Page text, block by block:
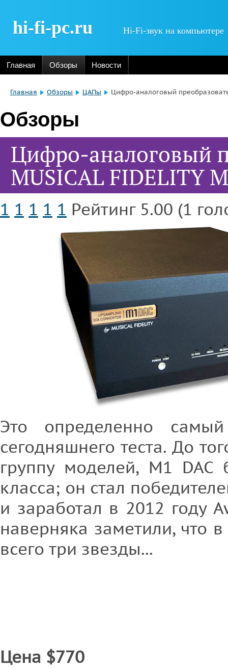
hi-fi-pc.ru Hi-Fi-звук на компьютере
Главная Обзоры Новости
Главная Обзоры ЦАПы Цифро-аналоговый
Обзоры
Цифро-аналоговый
MUSICAL FIDELITY
1 1 1 1 1 Рейтинг 5.00 (1
Это определенно
сегодняшнего теста. До
группу моделей, M1
класса; он стал
и заработал в 2012 году
наверняка заметили, что
всего три звезды...
Цена $770